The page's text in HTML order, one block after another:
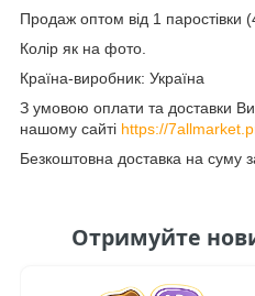
Продаж оптом від 1 паростівки
Колір як на фото.
Країна-виробник: Україна
З умовою оплати та доставки
нашому сайті https://
Безкоштовна доставка на суму
Отримуйте